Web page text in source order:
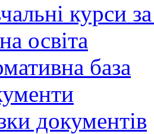
курси
освіта
база
документів